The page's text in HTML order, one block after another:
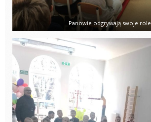
Panowie odgrywają swoje role.